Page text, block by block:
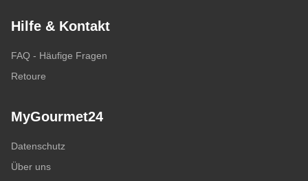
Hilfe & Kontakt
FAQ - Häufige Fragen
Retoure
MyGourmet24
Datenschutz
Über uns